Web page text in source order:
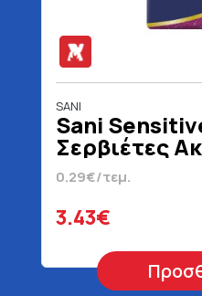
SANI
Sani
Σερβιέτες
Maxi 12
0.29€/τεμ.
3.43€